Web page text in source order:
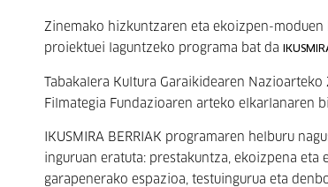
Zinemako hizkuntzaren eta ekoizpen-
proiektuei laguntzeko programa bat da
Tabakalera Kultura Garaikidearen
Filmategia Fundazioaren arteko elkarlanaren
IKUSMIRA BERRIAK programaren helburu
inguruan eratuta: prestakuntza, ekoizpena
garapenerako espazioa, testuingurua eta